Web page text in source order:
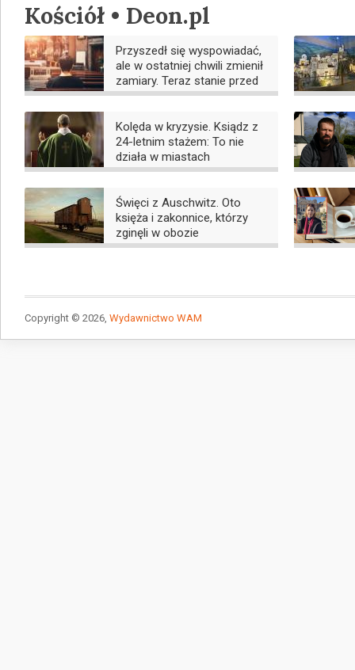
Kościół • Deon.pl
Przyszedł się wyspowiadać,
ale w ostatniej chwili zmienił
zamiary. Teraz stanie przed
sądem
Kolęda w kryzysie. Ksiądz z
24-letnim stażem: To nie
działa w miastach
Święci z Auschwitz. Oto
księża i zakonnice, którzy
zginęli w obozie
Copyright © 2026, Wydawnictwo WAM